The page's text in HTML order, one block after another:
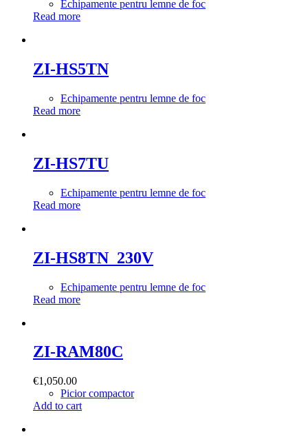
Echipamente pentru lemne de foc
Read more
ZI-HS5TN
Echipamente pentru lemne de foc
Read more
ZI-HS7TU
Echipamente pentru lemne de foc
Read more
ZI-HS8TN_230V
Echipamente pentru lemne de foc
Read more
ZI-RAM80C
€1,050.00
Picior compactor
Add to cart